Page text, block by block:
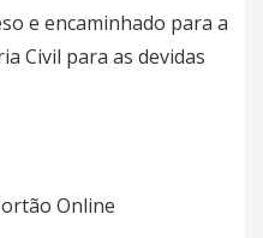
e encaminhado para a
Civil para as devidas
Online